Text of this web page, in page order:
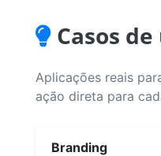
Casos
Aplicações reais
ação direta para
Branding